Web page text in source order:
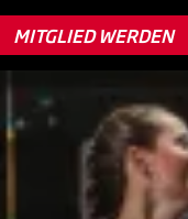
MITGLIED WERDEN